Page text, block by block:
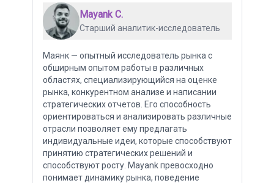
Mayank C.
Старший аналитик-исследователь
Маянк — опытный исследователь рынка с
обширным опытом работы в различных
областях, специализирующийся на оценке
рынка, конкурентном анализе и написании
стратегических отчетов. Его способность
ориентироваться и анализировать различные
отрасли позволяет ему предлагать
индивидуальные идеи, которые способствуют
принятию стратегических решений и
способствуют росту. Mayank превосходно
понимает динамику рынка, поведение